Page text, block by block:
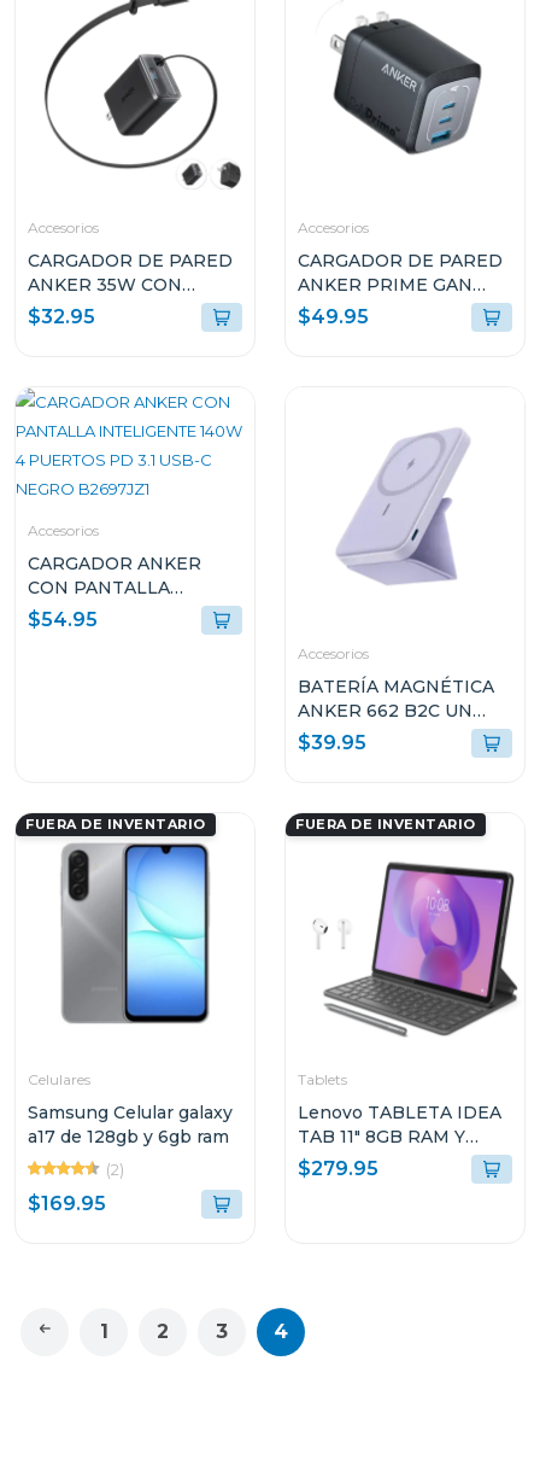
Accesorios
CARGADOR DE PARED
ANKER 35W CON
CABLE USB-C
RETRÁCTIL A2658J11
$32.95
Accesorios
CARGADOR DE PARED
ANKER PRIME GAN
67W CON 3 PUERTOS
USB-C NEGRO A2669113
$49.95
Accesorios
CARGADOR ANKER
CON PANTALLA
INTELIGENTE 140W 4
PUERTOS PD 3.1 USB-C
$54.95
Accesorios
BATERÍA MAGNÉTICA
ANKER 662 B2C UN
VIOLETA A16140V1
$39.95
FUERA DE INVENTARIO
Celulares
Samsung Celular galaxy
a17 de 128gb y 6gb ram
(2)
$169.95
FUERA DE INVENTARIO
Tablets
Lenovo TABLETA IDEA
TAB 11" 8GB RAM Y
128GB
ALMACENAMIENTO
$279.95
1 2 3 4